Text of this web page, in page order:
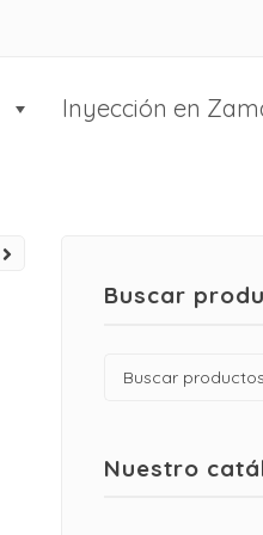
Inyección en
Buscar
Buscar
Nuestro